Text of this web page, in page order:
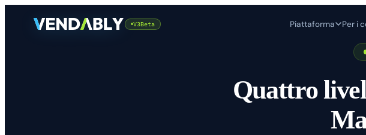
V3Beta Piattaforma Per i
Quattro